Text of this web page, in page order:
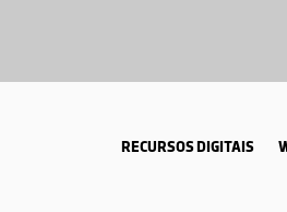
RECURSOS DIGITAIS